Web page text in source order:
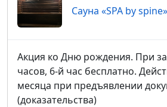
Сауна «SPA by spine»
Акция ко Дню рождения. При
часов, 6-й час бесплатно.
месяца при предъявлении
(доказательства)